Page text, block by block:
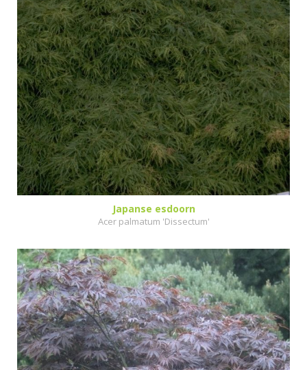
Japanse esdoorn
Acer palmatum 'Dissectum'